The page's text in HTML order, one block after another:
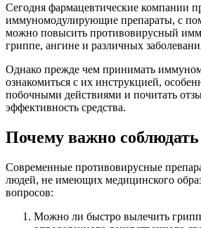
Сегодня фармацевтические компании
иммуномодулирующие препараты, с
можно повысить противовирусный
гриппе, ангине и различных
Однако прежде чем принимать
ознакомиться с их инструкцией,
побочными действиями и почитать
эффективность средства.
Почему важно соблюдать
Современные противовирусные
людей, не имеющих медицинского
вопросов:
Можно ли быстро вылечить